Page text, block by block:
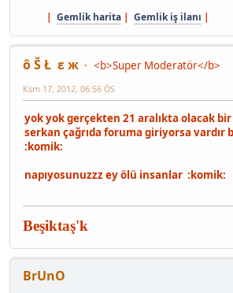
| Gemlik harita | Gemlik iş ilanı |
ô Š Ł ε ж
<b>Super Moderatör</b>
Ksm 17, 2012, 06:56 ÖS
yok yok gerçekten 21 aralıkta olacak
serkan çağrıda foruma giriyorsa vardır
:komik:
napıyosunuzzz ey ölü insanlar :komik:
Beşiktaş'k
BrUnO